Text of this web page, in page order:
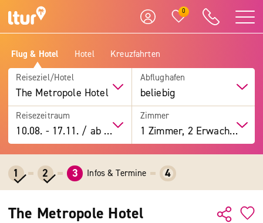
0
Flug & Hotel Hotel Kreuzfahrten
Reiseziel/Hotel
The Metropole Hotel
Abflughafen
beliebig
Reisezeitraum
10.08. -17.11. / ab 7 Tage
Zimmer
1 Zimmer, 2 Erwachsene
1 2 3 Infos & Termine 4
The Metropole Hotel